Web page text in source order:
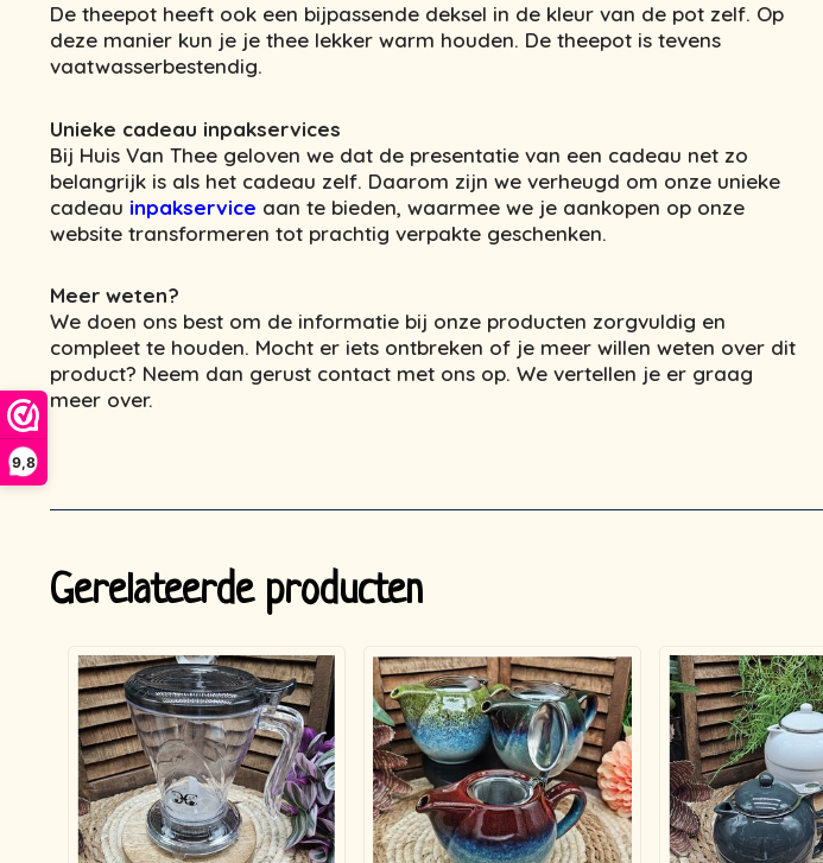
9,8
De theepot heeft ook een bijpassende deksel in de kleur van de pot zelf. Op
deze manier kun je je thee lekker warm houden. De theepot is tevens
vaatwasserbestendig.
Unieke cadeau inpakservices
Bij Huis Van Thee geloven we dat de presentatie van een cadeau net zo
belangrijk is als het cadeau zelf. Daarom zijn we verheugd om onze unieke
cadeau inpakservice aan te bieden, waarmee we je aankopen op onze
website transformeren tot prachtig verpakte geschenken.
Meer weten?
We doen ons best om de informatie bij onze producten zorgvuldig en
compleet te houden. Mocht er iets ontbreken of je meer willen weten over dit
product? Neem dan gerust contact met ons op. We vertellen je er graag
meer over.
Gerelateerde producten